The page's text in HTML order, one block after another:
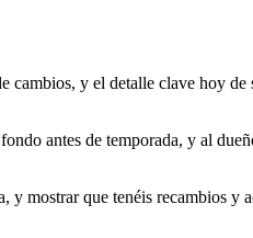
y el detalle clave hoy
antes de temporada, y al
mostrar que tenéis recambios y